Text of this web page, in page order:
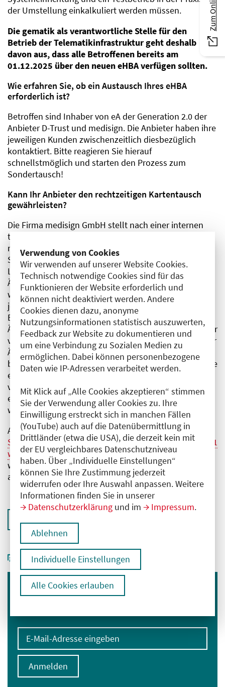
Verwendung von Cookies
Wir verwenden auf unserer Website Cookies.
Technisch notwendige Cookies sind für das
Funktionieren der Website erforderlich und
können nicht deaktiviert werden. Andere
Cookies dienen dazu, anonyme
Nutzungsinformationen statistisch auszuwerten,
Feedback zur Website zu dokumentieren und
um eine Verbindung zu Sozialen Medien zu
ermöglichen. Dabei können personenbezogene
Daten wie IP-Adressen verarbeitet werden.
Mit Klick auf „Alle Cookies akzeptieren“ stimmen
Sie der Verwendung aller Cookies zu. Ihre
Einwilligung erstreckt sich in manchen Fällen
(YouTube) auch auf die Datenübermittlung in
Drittländer (etwa die USA), die derzeit kein mit
der EU vergleichbares Datenschutzniveau
haben. Über „Individuelle Einstellungen“
können Sie Ihre Zustimmung jederzeit
widerrufen oder Ihre Auswahl anpassen. Weitere
Informationen finden Sie in unserer
Datenschutzerklärung und im Impressum.
Ablehnen
Individuelle Einstellungen
Alle Cookies erlauben
der Umstellung einkalkuliert werden müssen.
Die gematik als verantwortliche Stelle für den
Betrieb der Telematikinfrastruktur geht deshalb
davon aus, dass alle Betroffenen bereits am
01.12.2025 über den neuen eHBA verfügen sollten.
Wie erfahren Sie, ob ein Austausch Ihres eHBA
erforderlich ist?
Betroffen sind Inhaber von eA der Generation 2.0 der
Anbieter D-Trust und medisign. Die Anbieter haben ihre
jeweiligen Kunden zwischenzeitlich diesbezüglich
kontaktiert. Bitte reagieren Sie hierauf
schnellstmöglich und starten den Prozess zum
Sondertausch!
Kann Ihr Anbieter den rechtzeitigen Kartentausch
gewährleisten?
Die Firma medisign GmbH stellt nach einer internen
technischen Umstellung derzeit (Stand 28.10.2025)
noch keine vollumfängliche funktionierende
Schnittstelle bereit, die benötigt wird, damit die
Landesärztekammern bestätigen können, dass Sie
Ärztin/Arzt sind. Diese Bestätigung ist erforderlich,
wenn sich in den Jahren seit der Beantragung Ihres
jetzigen eA wichtige Daten geändert haben, zum
Beispiel Name oder Wechsel der zuständigen
Ärztekammer. Es können in diesen Fällen aktuell weder
vorbefüllte Folgeanträge über die Mitgliederportale der
Ärztekammern gestellt noch bereits gestellte Anträge
bearbeitet werden. Vor diesem Hintergrund müssen Sie
entscheiden, ob Sie auf die Herstellung der
vollständigen Funktionstüchtigkeit warten oder ggfs.
einen Wechsel zu einem anderen Anbieter vornehmen
wollen.
Anträge zum Sondertausch (vgl.
medisign:
Sondertausch 2025: Jetzt zum eHBA der Generation 2.1
wechseln), bei denen keine Datenänderung vorliegt,
werden hingegen sukzessive durch medisign
abgearbeitet.
Immer informiert bleiben
E-Mail-Adresse eingeben
Anmelden